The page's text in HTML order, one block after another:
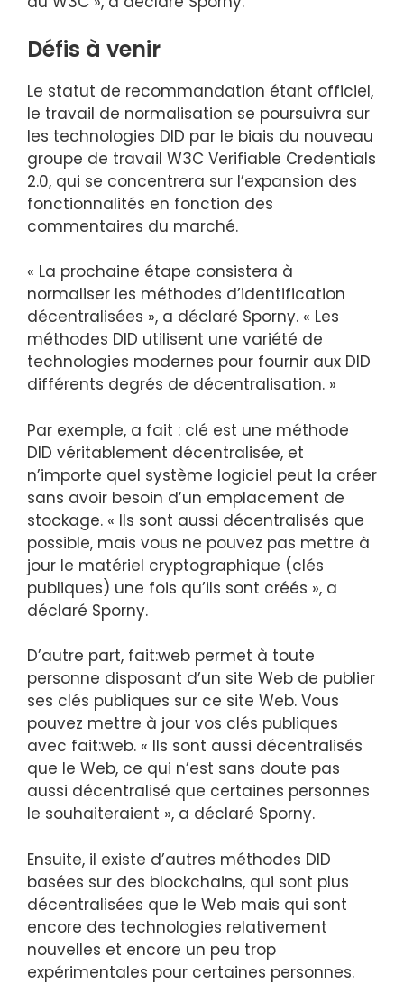
Défis à venir
Le statut de recommandation étant officiel,
le travail de normalisation se poursuivra sur
les technologies DID par le biais du nouveau
groupe de travail W3C Verifiable Credentials
2.0, qui se concentrera sur l’expansion des
fonctionnalités en fonction des
commentaires du marché.
« La prochaine étape consistera à
normaliser les méthodes d’identification
décentralisées », a déclaré Sporny. « Les
méthodes DID utilisent une variété de
technologies modernes pour fournir aux DID
différents degrés de décentralisation. »
Par exemple, a fait : clé est une méthode
DID véritablement décentralisée, et
n’importe quel système logiciel peut la créer
sans avoir besoin d’un emplacement de
stockage. « Ils sont aussi décentralisés que
possible, mais vous ne pouvez pas mettre à
jour le matériel cryptographique (clés
publiques) une fois qu’ils sont créés », a
déclaré Sporny.
D’autre part, fait:web permet à toute
personne disposant d’un site Web de publier
ses clés publiques sur ce site Web. Vous
pouvez mettre à jour vos clés publiques
avec fait:web. « Ils sont aussi décentralisés
que le Web, ce qui n’est sans doute pas
aussi décentralisé que certaines personnes
le souhaiteraient », a déclaré Sporny.
Ensuite, il existe d’autres méthodes DID
basées sur des blockchains, qui sont plus
décentralisées que le Web mais qui sont
encore des technologies relativement
nouvelles et encore un peu trop
expérimentales pour certaines personnes.